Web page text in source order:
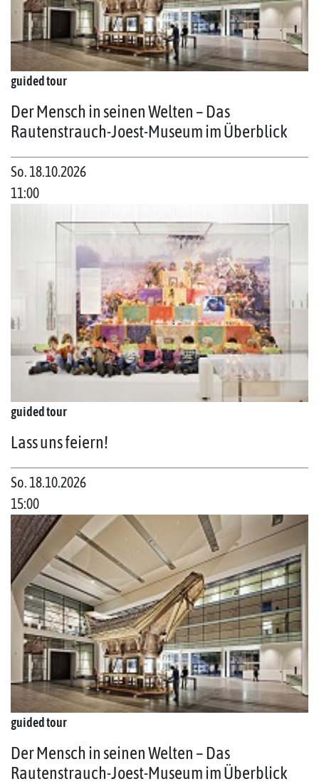
guided tour
Der Mensch in seinen Welten – Das
Rautenstrauch-Joest-Museum im Überblick
So. 18.10.2026
11:00
guided tour
Lass uns feiern!
So. 18.10.2026
15:00
guided tour
Der Mensch in seinen Welten – Das
Rautenstrauch-Joest-Museum im Überblick